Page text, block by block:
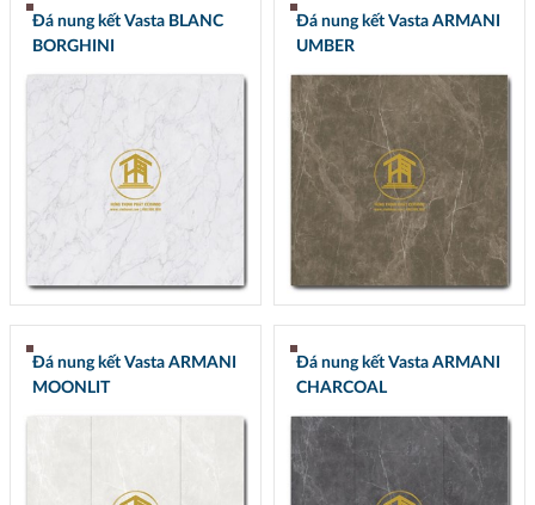
Đá nung kết Vasta BLANC
BORGHINI
Đá nung kết Vasta ARMANI
UMBER
Đá nung kết Vasta ARMANI
MOONLIT
Đá nung kết Vasta ARMANI
CHARCOAL